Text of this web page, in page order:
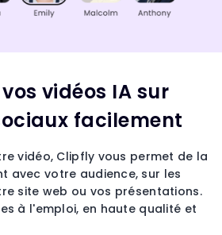
vidéos IA sur
facilement
vidéo, Clipfly vous permet de la
avec votre audience, sur les
site web ou vos présentations.
à l'emploi, en haute qualité et